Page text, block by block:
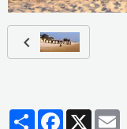
PartagerFacebook
X